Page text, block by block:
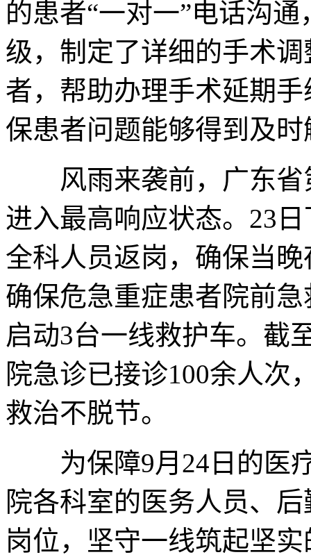
的患者“一对一”电话沟
级，制定了详细的手术
者，帮助办理手术延期
保患者问题能够得到及时
风雨来袭前，广东省
进入最高响应状态。23
全科人员返岗，确保当
确保危急重症患者院前
启动3台一线救护车。截
院急诊已接诊100余人次
救治不脱节。
为保障9月24日的医疗
院各科室的医务人员、
岗位，坚守一线筑起坚